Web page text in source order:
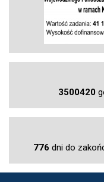
3500420
776 dni do